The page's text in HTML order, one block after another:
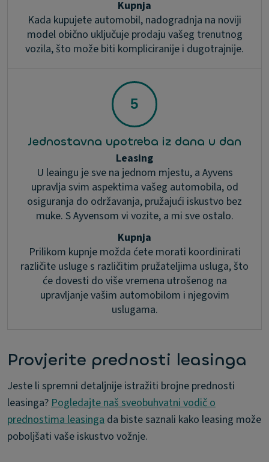
Kupnja
Kada kupujete automobil, nadogradnja na noviji
model obično uključuje prodaju vašeg trenutnog
vozila, što može biti kompliciranije i dugotrajnije.
Jednostavna upotreba iz dana u dan
Leasing
U leaingu je sve na jednom mjestu, a Ayvens
upravlja svim aspektima vašeg automobila, od
osiguranja do održavanja, pružajući iskustvo bez
muke. S Ayvensom vi vozite, a mi sve ostalo.
Kupnja
Prilikom kupnje možda ćete morati koordinirati
različite usluge s različitim pružateljima usluga, što
će dovesti do više vremena utrošenog na
upravljanje vašim automobilom i njegovim
uslugama.
Provjerite prednosti leasinga
Jeste li spremni detaljnije istražiti brojne prednosti
leasinga? Pogledajte naš sveobuhvatni vodič o
prednostima leasinga da biste saznali kako leasing može
poboljšati vaše iskustvo vožnje.